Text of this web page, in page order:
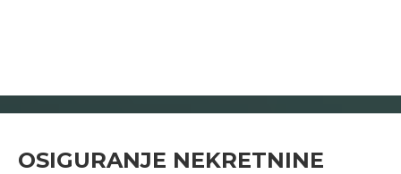
OSIGURANJE NEKRETNINE